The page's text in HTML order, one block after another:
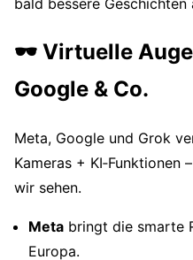
bald bessere
🕶️ Virtuelle
Google & Co.
Meta, Google und Grok
Kameras + KI‑Funktionen
wir sehen.
Meta bringt die smarte
Europa.